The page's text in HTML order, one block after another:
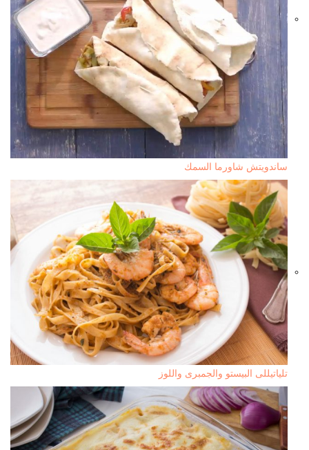
ساندويتش شاورما السمك
تلياتيللى البيستو والجمبرى واللوز